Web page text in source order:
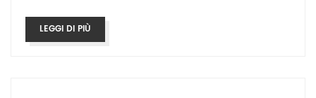
LEGGI DI PIÙ